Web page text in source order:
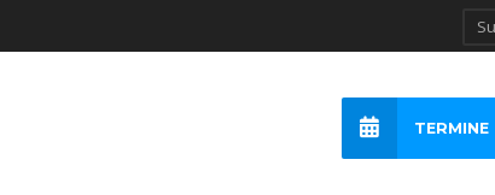
TERMINE